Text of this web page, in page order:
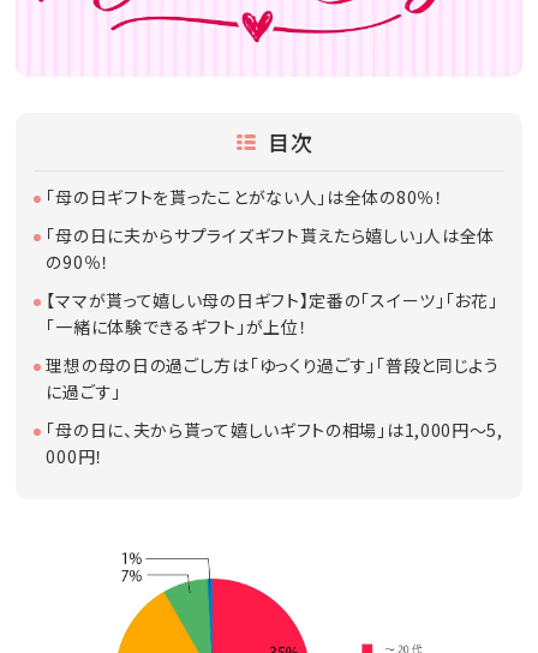
目次
「母の日ギフトを貰ったことがない人」は全体の80％！
「母の日に夫からサプライズギフト貰えたら嬉しい」人は全体
の90％！
【ママが貰って嬉しい母の日ギフト】定番の「スイーツ」「お花」
「一緒に体験できるギフト」が上位！
理想の母の日の過ごし方は「ゆっくり過ごす」「普段と同じよう
に過ごす」
「母の日に、夫から貰って嬉しいギフトの相場」は1,000円～5,
000円！